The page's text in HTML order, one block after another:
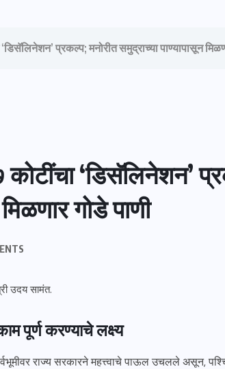
प्रकल्प; मनोरीत समुद्राच्या पाण्यापासून
कोटींचा ‘डिसॅलिनेशन’
गोडे पाणी
पूर्ण करण्याचे लक्ष्य
राज्य सरकारने महत्त्वाचे पाऊल उचलले असून,